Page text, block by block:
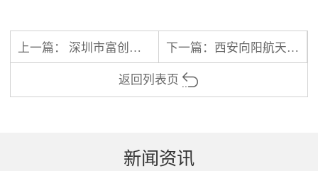
上一篇： 深圳市富创优越科技有限公司采购铄瑞科技接触角测量仪SDC-200SH 下一篇： 西安向阳航天材料股份有限公司采购铄瑞科技电压击穿试验机SR-VB-50KV
返回列表页
新闻资讯